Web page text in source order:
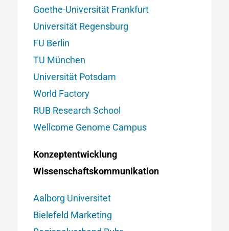
Goethe-Universität Frankfurt
Universität Regensburg
FU Berlin
TU München
Universität Potsdam
World Factory
RUB Research School
Wellcome Genome Campus
Konzeptentwicklung
Wissenschaftskommunikation
Aalborg Universitet
Bielefeld Marketing